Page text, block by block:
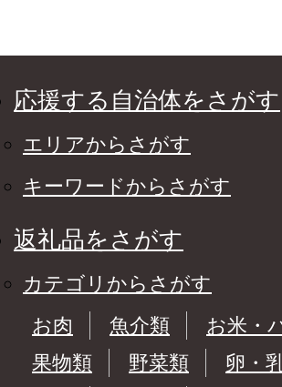
応援する自治体をさがす
エリアからさがす
キーワードからさがす
返礼品をさがす
カテゴリからさがす
お肉
魚介類
お米・
果物類
野菜類
卵・